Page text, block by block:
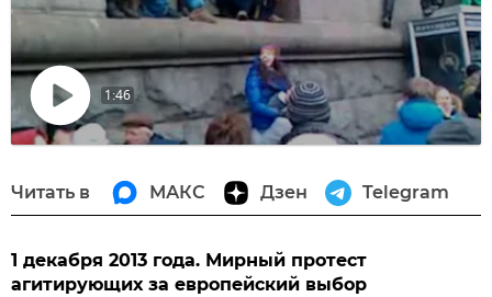
Воспроизвести
1:46
Читать в МАКС Дзен Telegram
1 декабря 2013 года. Мирный протест
агитирующих за европейский выбор